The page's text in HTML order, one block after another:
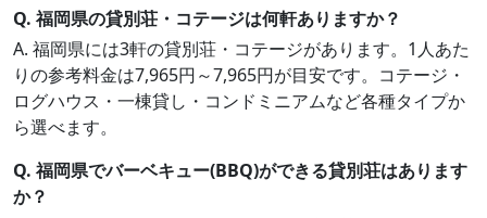
Q. 福岡県の貸別荘・コテージは何軒ありますか？
A. 福岡県には3軒の貸別荘・コテージがあります。1人あた
りの参考料金は7,965円～7,965円が目安です。コテージ・
ログハウス・一棟貸し・コンドミニアムなど各種タイプか
ら選べます。
Q. 福岡県でバーベキュー(BBQ)ができる貸別荘はあります
か？